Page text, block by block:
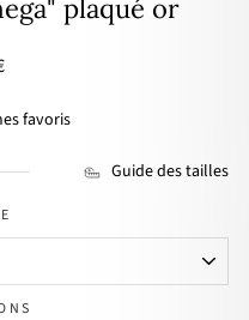
plaqué or
favoris
Guide des tailles